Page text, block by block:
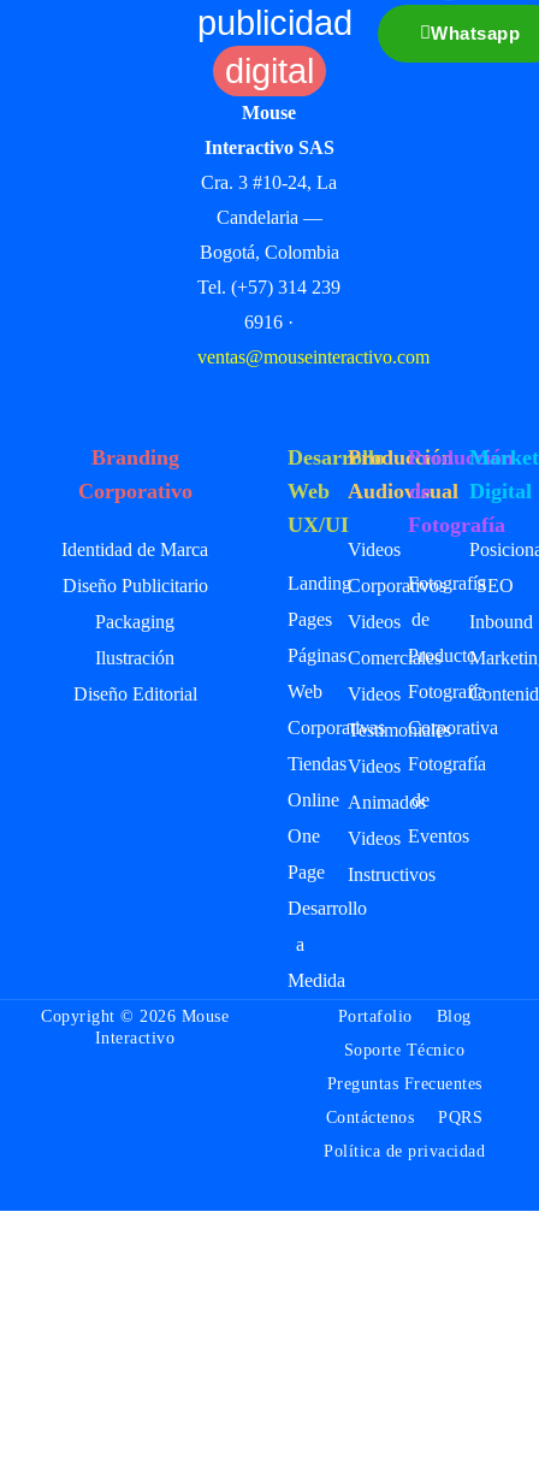
publicidad
digital
Mouse
Interactivo SAS
Cra. 3 #10-24, La
Candelaria —
Bogotá, Colombia
Tel. (+57) 314 239
6916 ·
ventas@mouseinteractivo.com
Whatsapp
Branding
Corporativo
Identidad de Marca
Diseño Publicitario
Packaging
Ilustración
Diseño Editorial
Desarrollo
Web
UX/UI
Landing
Pages
Páginas
Web
Corporativas
Tiendas
Online
One
Page
Desarrollo
a
Medida
Producción
Audiovisual
Videos
Corporativos
Videos
Comerciales
Videos
Testimoniales
Videos
Animados
Videos
Instructivos
Producción
de
Fotografía
Fotografía
de
Producto
Fotografía
Corporativa
Fotografía
de
Eventos
Digital
SEO
Inbound
Copyright © 2026 Mouse
Interactivo
Portafolio
Blog
Soporte Técnico
Preguntas Frecuentes
Contáctenos
PQRS
Política de privacidad